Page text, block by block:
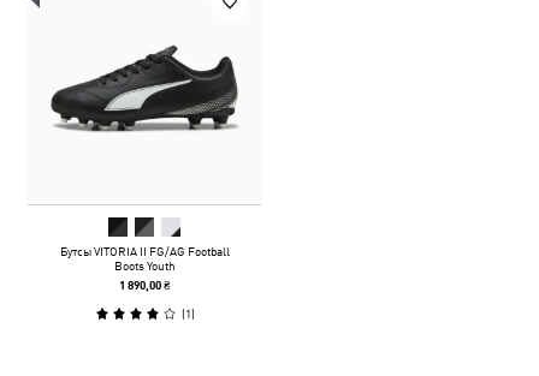
Бутсы VITORIA II FG/AG Football
Boots Youth
1 890,00 ₴
(1)